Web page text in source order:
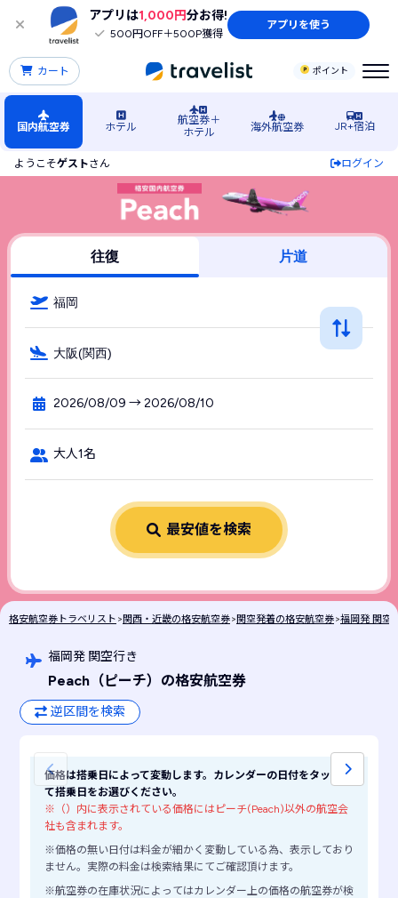
アプリは1,000円分お得!
500円OFF＋500P獲得
アプリを使う
ポイント
カート
国内航空券 ホテル
航空券＋
ホテル
海外航空券 JR+宿泊
ようこそゲストさん ログイン
福岡空港発→関西空港行きPeach（ピーチ(Peach)）の格安航
往復 片道
福岡
大阪(関西)
2026/08/09 → 2026/08/10
大人1名
最安値を検索
格安航空券トラベリスト > 関西・近畿の格安航空券> 関空発着の格安航空券>福岡発 関空
福岡発 関空行き
Peach （ピーチ） の格安航空券
逆区間を検索
価格は搭乗日によって変動します。カレンダーの日付をタップし
て搭乗日をお選びください。
※（）内に表示されている価格にはピーチ(Peach)以外の航空会
社も含まれます。
※価格の無い日付は料金が細かく変動している為、表示しており
ません。実際の料金は検索結果にてご確認頂けます。
※航空券の在庫状況によってはカレンダー上の価格の航空券が検